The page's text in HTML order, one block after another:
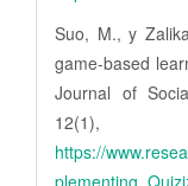
Suo, M., y
game-based
Journal of
https://